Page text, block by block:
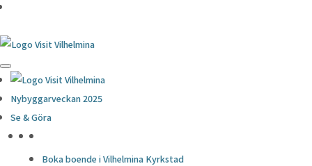
Nybyggarveckan 2025
Se & Göra
Boka boende i Vilhelmina Kyrkstad